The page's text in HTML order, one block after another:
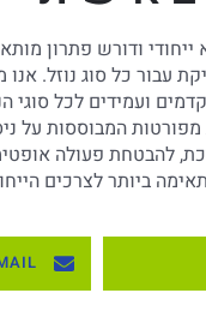
ודורש פתרון
עבור כל סוג נוזל. אנו
ועמידים לכל סוגי
המבוססות על
להבטחת פעולה
ביותר לצרכים